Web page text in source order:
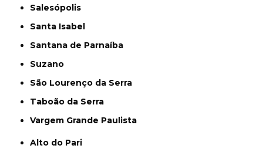
Salesópolis
Santa Isabel
Santana de Parnaíba
Suzano
São Lourenço da Serra
Taboão da Serra
Vargem Grande Paulista
Alto do Pari